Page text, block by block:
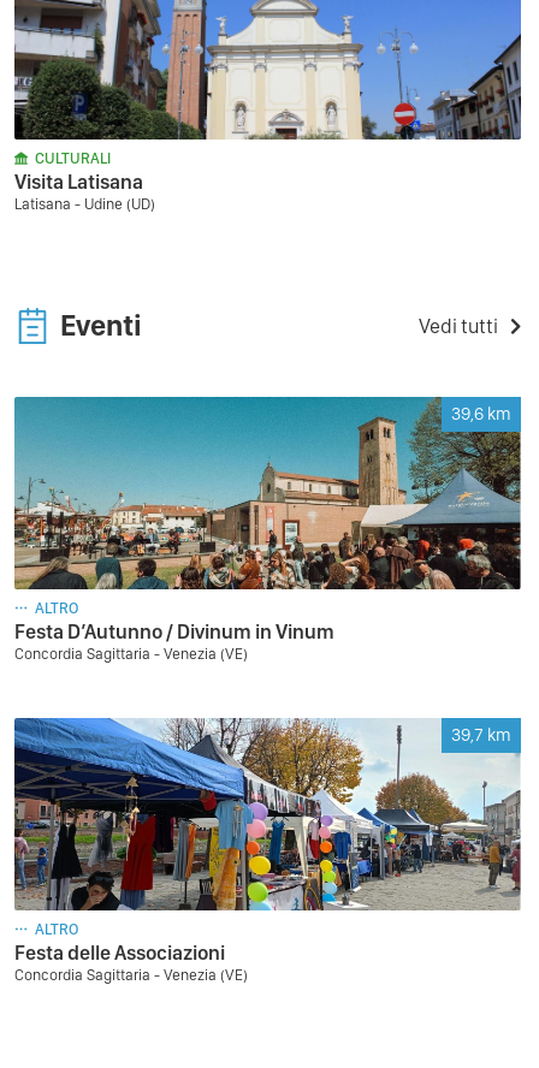
CULTURALI
Visita Latisana
Latisana - Udine (UD)
Eventi Vedi tutti
39,6 km
ALTRO
Festa D’Autunno / Divinum in Vinum
Concordia Sagittaria - Venezia (VE)
39,7 km
ALTRO
Festa delle Associazioni
Concordia Sagittaria - Venezia (VE)